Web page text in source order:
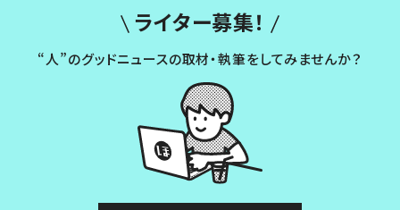
ライター募集！
“人”のグッドニュースの取材・執筆をしてみませんか？